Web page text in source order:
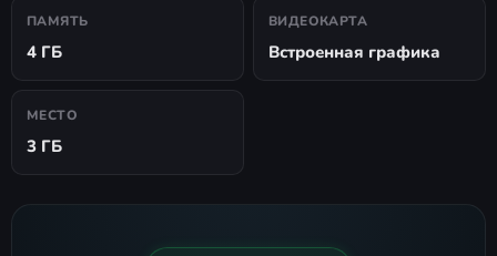
ПАМЯТЬ
4 ГБ
ВИДЕОКАРТА
Встроенная графика
МЕСТО
3 ГБ